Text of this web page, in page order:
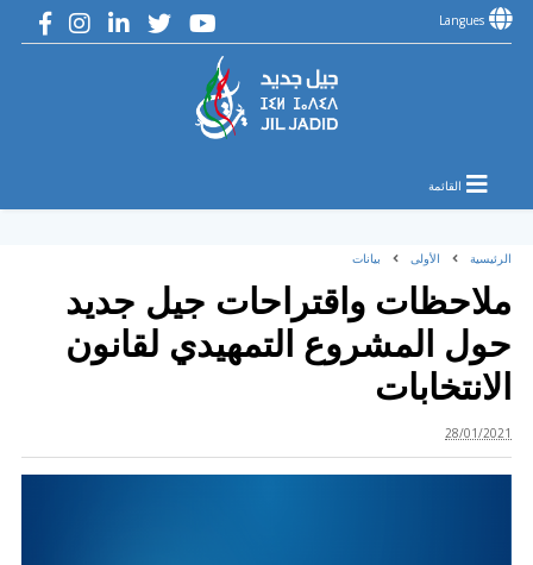
Langues
القائمة
الرئيسية الأولى بيانات
ملاحظات واقتراحات جيل جديد
حول المشروع التمهيدي لقانون
الانتخابات
28/01/2021